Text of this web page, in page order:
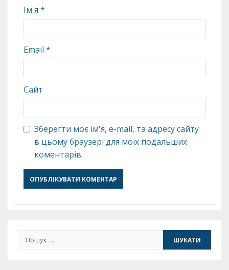
Ім'я *
Email *
Сайт
Зберегти моє ім'я, e-mail, та адресу сайту
в цьому браузері для моїх подальших
коментарів.
Пошук: